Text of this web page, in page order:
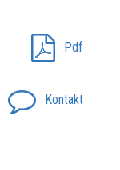
Pdf
Kontakt